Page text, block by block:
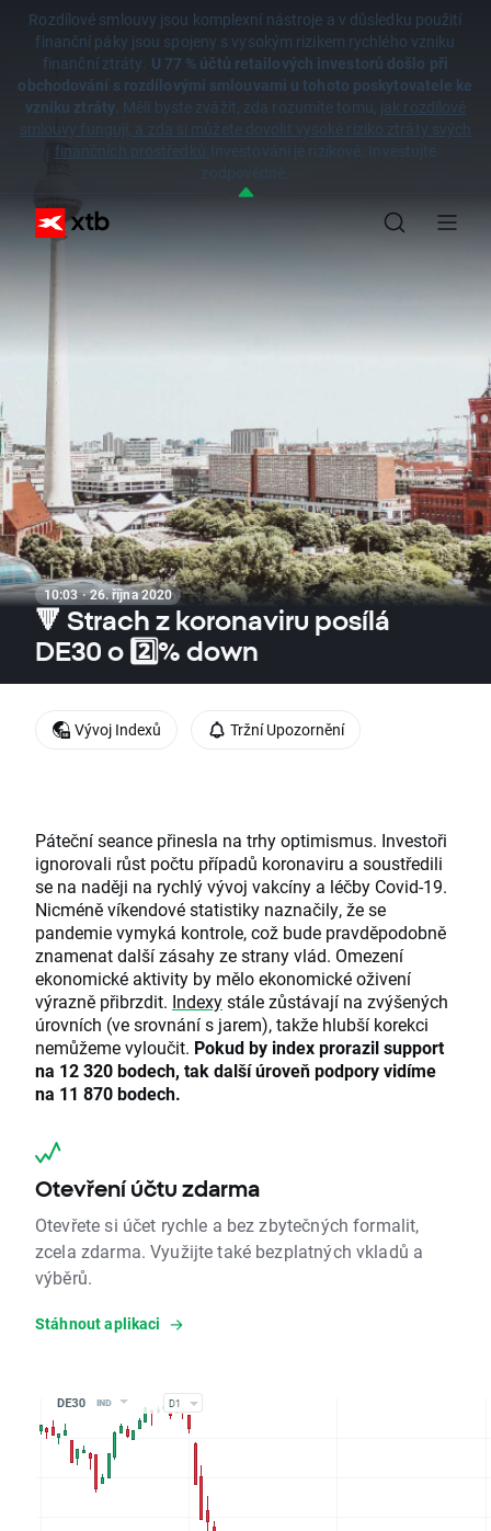
Rozdílové smlouvy jsou komplexní nástroje a v důsledku použití
finanční páky jsou spojeny s vysokým rizikem rychlého vzniku
finanční ztráty. U 77 % účtů retailových investorů došlo při
obchodování s rozdílovými smlouvami u tohoto poskytovatele ke
vzniku ztráty. Měli byste zvážit, zda rozumíte tomu, jak rozdílové
smlouvy fungují, a zda si můžete dovolit vysoké riziko ztráty svých
finančních prostředků. Investování je rizikové. Investujte
zodpovědně.
10:03 · 26. října 2020
🔻 Strach z koronaviru posílá
DE30 o 2️⃣% down
Páteční seance přinesla na trhy optimismus. Investoři
ignorovali růst počtu případů koronaviru a soustředili
se na naději na rychlý vývoj vakcíny a léčby Covid-19.
Nicméně víkendové statistiky naznačily, že se
pandemie vymyká kontrole, což bude pravděpodobně
znamenat další zásahy ze strany vlád. Omezení
ekonomické aktivity by mělo ekonomické oživení
výrazně přibrzdit. Indexystále zůstávají na zvýšených
úrovních (ve srovnání s jarem), takže hlubší korekci
nemůžeme vyloučit. Pokud by index prorazil support
na 12 320 bodech, tak další úroveň podpory vidíme
na 11 870 bodech.
Otevření účtu zdarma
Otevřete si účet rychle a bez zbytečných formalit,
zcela zdarma. Využijte také bezplatných vkladů a
výběrů.
Stáhnout aplikaci
Vývoj Indexů Tržní Upozornění